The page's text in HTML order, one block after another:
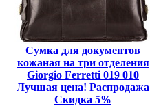
Сумка для документов
кожаная на три отделения
Giorgio Ferretti 019 010
Лучшая цена! Распродажа
Скидка 5%